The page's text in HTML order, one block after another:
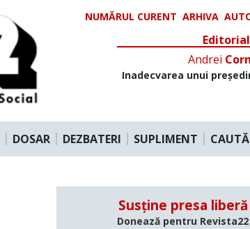
NUMĂRUL CURENT ARHIVA
Andrei
Inadecvarea unui
DOSAR DEZBATERI SUPLIMENT CAUTĂ
Susține presa liberă
Donează pentru Revista22